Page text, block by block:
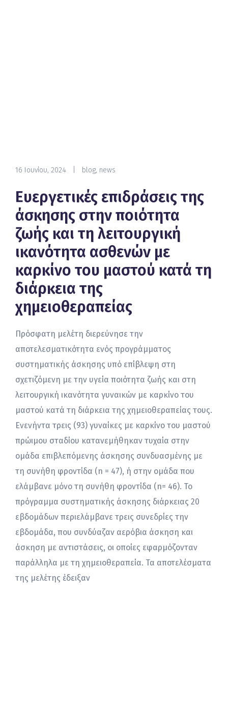
16 Ιουνίου, 2024 blog, news
Ευεργετικές επιδράσεις της
άσκησης στην ποιότητα
ζωής και τη λειτουργική
ικανότητα ασθενών με
καρκίνο του μαστού κατά τη
διάρκεια της
χημειοθεραπείας
Πρόσφατη μελέτη διερεύνησε την
αποτελεσματικότητα ενός προγράμματος
συστηματικής άσκησης υπό επίβλεψη στη
σχετιζόμενη με την υγεία ποιότητα ζωής και στη
λειτουργική ικανότητα γυναικών με καρκίνο του
μαστού κατά τη διάρκεια της χημειοθεραπείας τους.
Ενενήντα τρεις (93) γυναίκες με καρκίνο του μαστού
πρώιμου σταδίου κατανεμήθηκαν τυχαία στην
ομάδα επιβλεπόμενης άσκησης συνδυασμένης με
τη συνήθη φροντίδα (n = 47), ή στην ομάδα που
ελάμβανε μόνο τη συνήθη φροντίδα (n= 46). Το
πρόγραμμα συστηματικής άσκησης διάρκειας 20
εβδομάδων περιελάμβανε τρεις συνεδρίες την
εβδομάδα, που συνδύαζαν αερόβια άσκηση και
άσκηση με αντιστάσεις, οι οποίες εφαρμόζονταν
παράλληλα με τη χημειοθεραπεία. Τα αποτελέσματα
της μελέτης έδειξαν